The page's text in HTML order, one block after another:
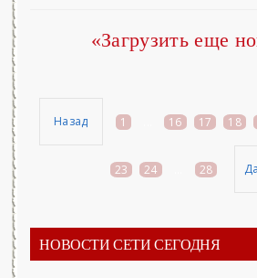
«Загрузить еще
Назад 1 16 17 18
23 24 28
НОВОСТИ СЕТИ СЕГОДНЯ